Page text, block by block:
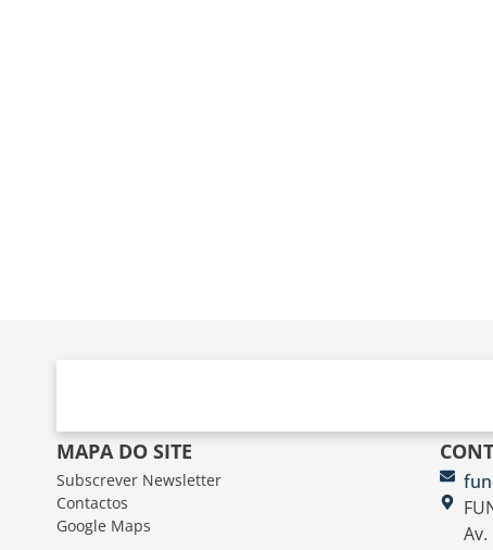
MAPA DO SITE
Subscrever Newsletter
Contactos
Google Maps